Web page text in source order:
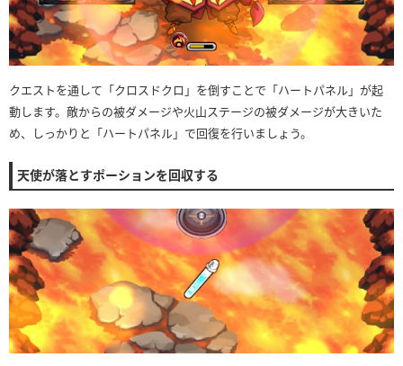
クエストを通して「クロスドクロ」を倒すことで「ハートパネル」が起
動します。敵からの被ダメージや火山ステージの被ダメージが大きいた
め、しっかりと「ハートパネル」で回復を行いましょう。
天使が落とすポーションを回収する